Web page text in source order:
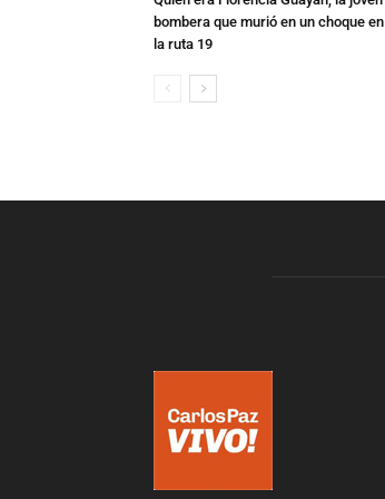
bombera que murió en un choque en
la ruta 19